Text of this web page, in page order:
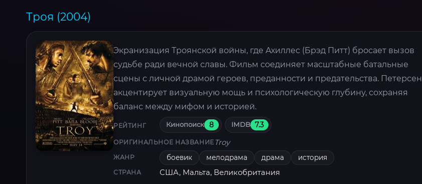
Троя (2004)
Экранизация Троянской войны, где Ахиллес (Брэд Питт) бросает вызов
судьбе ради вечной славы. Фильм соединяет масштабные батальные
сцены с личной драмой героев, преданности и предательства. Петерсен
акцентирует визуальную мощь и психологическую глубину, сохраняя
баланс между мифом и историей.
РЕЙТИНГ Кинопоиск 8 IMDB 7.3
ОРИГИНАЛЬНОЕ НАЗВАНИЕ Troy
ЖАНР боевик мелодрама драма история
СТРАНА США, Мальта, Великобритания